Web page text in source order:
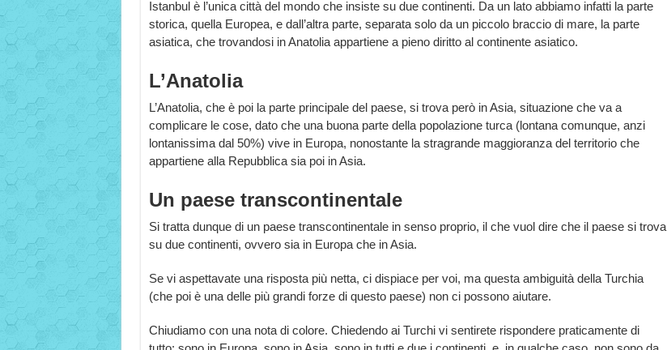
Istanbul è l’unica città del mondo che insiste su due continenti. Da un lato abbiamo infatti la parte
storica, quella Europea, e dall’altra parte, separata solo da un piccolo braccio di mare, la parte
asiatica, che trovandosi in Anatolia appartiene a pieno diritto al continente asiatico.
L’Anatolia
L’Anatolia, che è poi la parte principale del paese, si trova però in Asia, situazione che va a
complicare le cose, dato che una buona parte della popolazione turca (lontana comunque, anzi
lontanissima dal 50%) vive in Europa, nonostante la stragrande maggioranza del territorio che
appartiene alla Repubblica sia poi in Asia.
Un paese transcontinentale
Si tratta dunque di un paese transcontinentale in senso proprio, il che vuol dire che il paese si trova
su due continenti, ovvero sia in Europa che in Asia.
Se vi aspettavate una risposta più netta, ci dispiace per voi, ma questa ambiguità della Turchia
(che poi è una delle più grandi forze di questo paese) non ci possono aiutare.
Chiudiamo con una nota di colore. Chiedendo ai Turchi vi sentirete rispondere praticamente di